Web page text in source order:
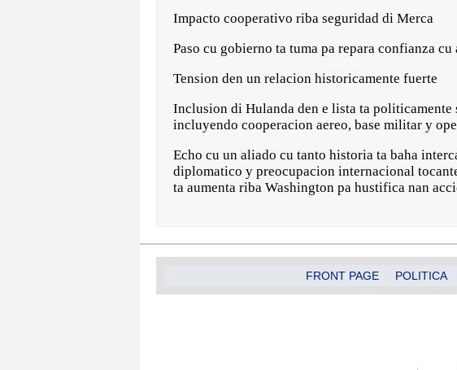
Impacto cooperativo riba seguridad di Merca
Paso cu gobierno ta tuma pa repara confianza cu
Tension den un relacion historicamente fuerte
Inclusion di Hulanda den e lista ta
incluyendo cooperacion aereo, base militar y
Echo cu un aliado cu tanto historia ta baha
diplomatico y preocupacion internacional
ta aumenta riba Washington pa hustifica nan
FRONT PAGE POLITICA